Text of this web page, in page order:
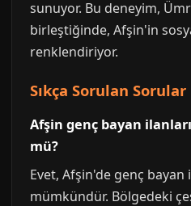
sunuyor. Bu deneyim,
birleştiğinde, Afşin'in
renklendiriyor.
Sıkça Sorulan Sorular
Afşin genç bayan
mü?
Evet, Afşin'de genç
mümkündür. Bölgedeki